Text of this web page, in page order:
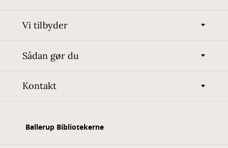
Vi tilbyder
Sådan gør du
Kontakt
Ballerup Bibliotekerne